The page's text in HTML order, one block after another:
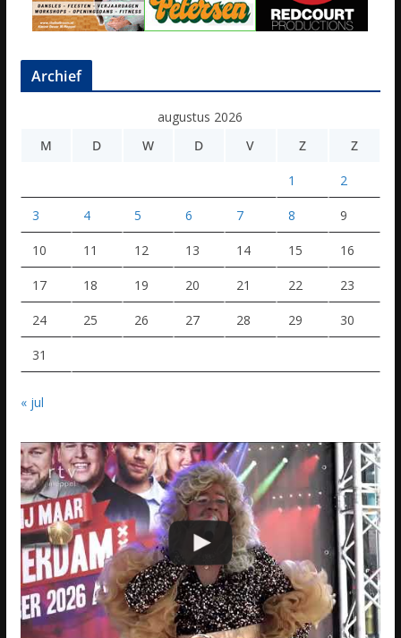
Archief
augustus 2026
M
D W D V Z Z
1 2
3 4 5 6 7 8 9
10 11 12 13 14 15 16
17 18 19 20 21 22 23
24 25 26 27 28 29 30
31
« jul